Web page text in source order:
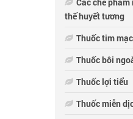
thế huyết tương
Thuốc tim
Thuốc bôi
Thuốc lợi tiểu
Thuốc miễn